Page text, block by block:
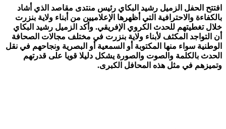
افتتح الحفل الزميل رشيد البكاي رئيس منتدى مقاصد الذي أشاد
بالكفاءة والاحترافية التي أظهرها الإعلاميين من أبناء ولاية بنزرت
خلال تغطيتهم للحدث الكروي الإفريقي. وأكد الزميل رشيد البكاي
أن التواجد المكثف لأبناء ولاية بنزرت في مختلف مجالات الصحافة
الوطنية سواء منها المكتوبة أو السمعية أو البصرية ونجاحهم في نقل
الحدث بالكلمة والصوت والصورة يشكل دليلا قويا على قدرتهم
وتميزهم في مثل هذه المحافل الكبرى.